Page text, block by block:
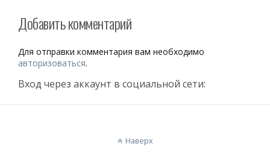
Добавить комментарий
Для отправки комментария вам необходимо
авторизоваться.
Вход через аккаунт в социальной сети:
Наверх